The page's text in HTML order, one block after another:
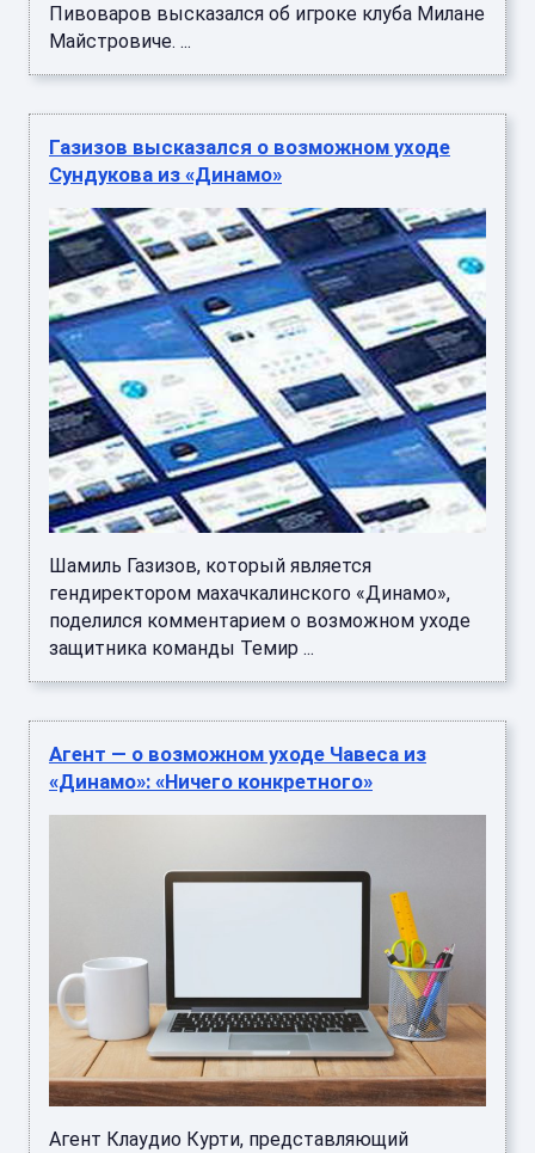
Пивоваров высказался об игроке клуба Милане
Майстровиче. ...
Газизов высказался о возможном уходе
Сундукова из «Динамо»
Шамиль Газизов, который является
гендиректором махачкалинского «Динамо»,
поделился комментарием о возможном уходе
защитника команды Темир ...
Агент — о возможном уходе Чавеса из
«Динамо»: «Ничего конкретного»
Агент Клаудио Курти, представляющий